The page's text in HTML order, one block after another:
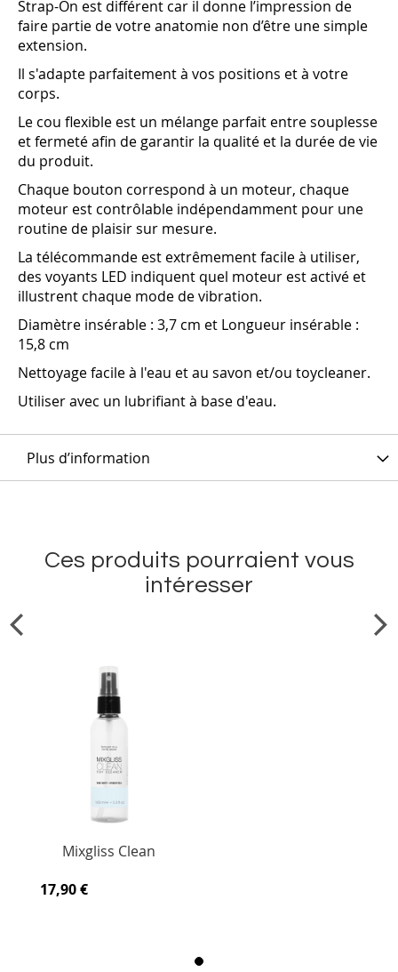
Strap-On est différent car il donne l’impression de
faire partie de votre anatomie non d’être une simple
extension.
Il s'adapte parfaitement à vos positions et à votre
corps.
Le cou flexible est un mélange parfait entre souplesse
et fermeté afin de garantir la qualité et la durée de vie
du produit.
Chaque bouton correspond à un moteur, chaque
moteur est contrôlable indépendamment pour une
routine de plaisir sur mesure.
La télécommande est extrêmement facile à utiliser,
des voyants LED indiquent quel moteur est activé et
illustrent chaque mode de vibration.
Diamètre insérable : 3,7 cm et Longueur insérable :
15,8 cm
Nettoyage facile à l'eau et au savon et/ou toycleaner.
Utiliser avec un lubrifiant à base d'eau.
Plus d’information
Ces produits pourraient vous
intéresser
Mixgliss Clean
17,90 €